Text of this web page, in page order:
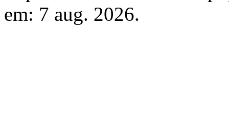
em: 7 aug. 2026.